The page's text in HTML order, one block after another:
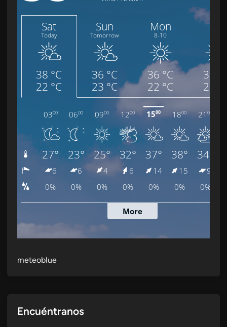
meteoblue
Encuéntranos